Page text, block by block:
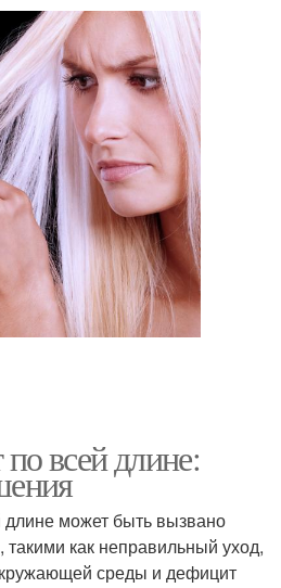
всей длине:
может быть вызвано
как неправильный уход,
среды и дефицит